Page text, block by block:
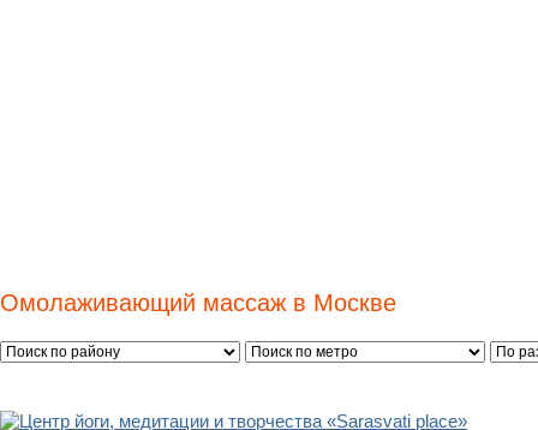
Омолаживающий массаж в Москве